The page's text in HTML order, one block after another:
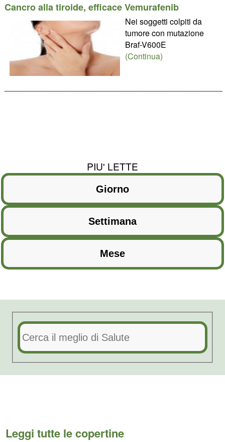
Cancro alla tiroide, efficace Vemurafenib
Nei soggetti colpiti da
tumore con mutazione
Braf-V600E
(Continua)
PIU' LETTE
Leggi tutte le copertine